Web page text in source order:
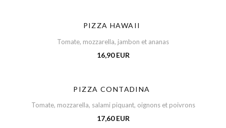
PIZZA HAWAII
Tomate, mozzarella, jambon et ananas
16,90 EUR
PIZZA CONTADINA
Tomate, mozzarella, salami piquant, oignons et poivrons
17,60 EUR